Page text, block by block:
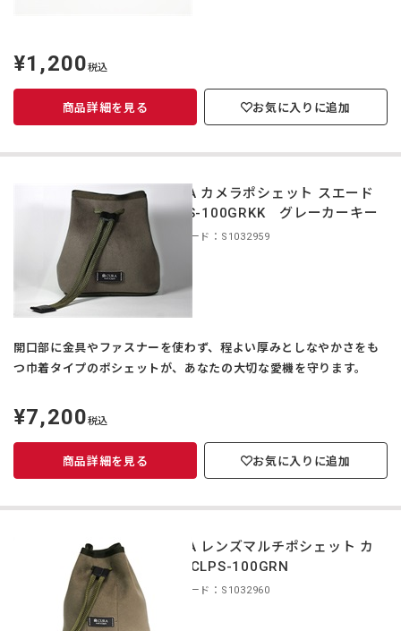
定
価
¥1,200税込
商品詳細を見る お気に入りに追加
CURA カメラポシェット スエード
CCPS-100GRKK グレーカーキー
商品コード：S1032959
開口部に金具やファスナーを使わず、程よい厚みとしなやかさをも
つ巾着タイプのポシェットが、あなたの大切な愛機を守ります。
定
価
¥7,200税込
商品詳細を見る お気に入りに追加
CURA レンズマルチポシェット カ
ーキ CLPS-100GRN
商品コード：S1032960